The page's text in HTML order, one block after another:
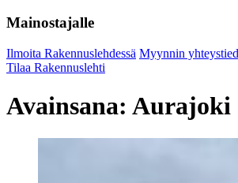
Mainostajalle
Ilmoita Rakennuslehdessä Myynnin
Tilaa Rakennuslehti
Avainsana: Aurajoki